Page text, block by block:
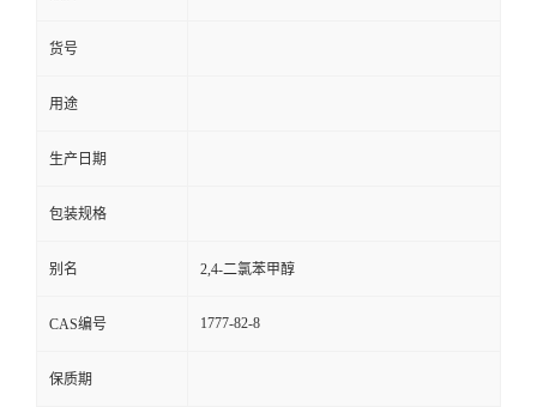
货号
用途
生产日期
包装规格
别名 2,4-二氯苯甲醇
CAS编号 1777-82-8
保质期